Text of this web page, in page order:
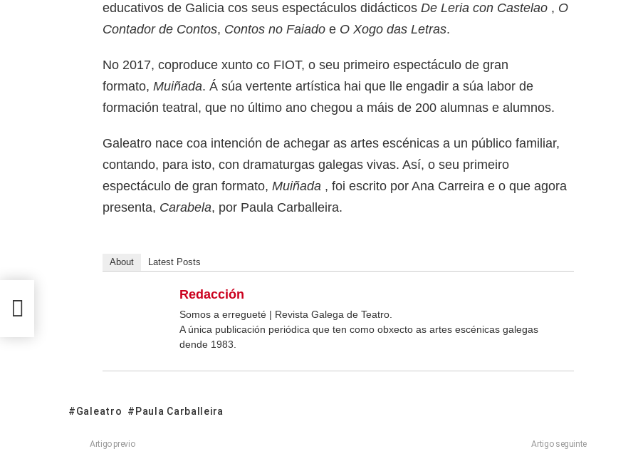
educativos de Galicia cos seus espectáculos didácticos De Leria con Castelao , O
Contador de Contos, Contos no Faiado e O Xogo das Letras.
No 2017, coproduce xunto co FIOT, o seu primeiro espectáculo de gran
formato, Muiñada. Á súa vertente artística hai que lle engadir a súa labor de
formación teatral, que no último ano chegou a máis de 200 alumnas e alumnos.
Galeatro nace coa intención de achegar as artes escénicas a un público familiar,
contando, para isto, con dramaturgas galegas vivas. Así, o seu primeiro
espectáculo de gran formato, Muiñada , foi escrito por Ana Carreira e o que agora
presenta, Carabela, por Paula Carballeira.
About Latest Posts
Redacción
Somos a erregueté | Revista Galega de Teatro.
A única publicación periódica que ten como obxecto as artes escénicas galegas
dende 1983.
Galeatro Paula Carballeira
Artigo previo Artigo seguinte